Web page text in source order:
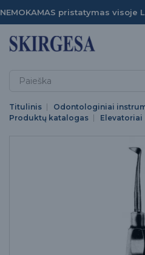
NEMOKAMAS pristatymas visoje
Titulinis
Odontologiniai
Produktų katalogas
Elevatoriai